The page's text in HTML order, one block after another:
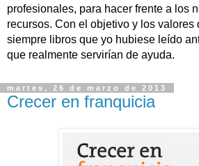
profesionales, para hacer frente a los
recursos. Con el objetivo y los valores
siempre libros que yo hubiese leído
que realmente servirían de ayuda.
martes, 26 de marzo de 2013
Crecer en franquicia